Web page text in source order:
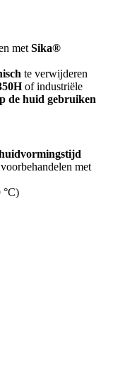
met Sika®
te verwijderen
of industriële
de huid gebruiken
met
°C)